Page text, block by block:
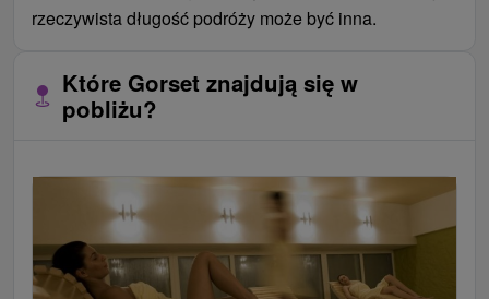
rzeczywista długość podróży może być inna.
Które Gorset znajdują się w
pobliżu?